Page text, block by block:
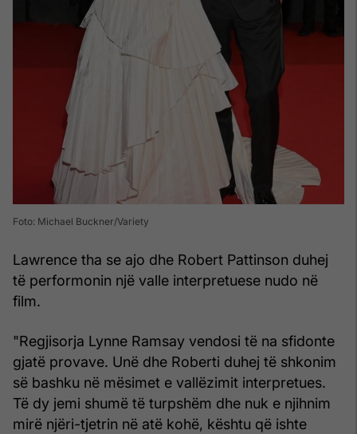
Foto: Michael Buckner/Variety
Lawrence tha se ajo dhe Robert Pattinson duhej
të performonin një valle interpretuese nudo në
film.
"Regjisorja Lynne Ramsay vendosi të na sfidonte
gjatë provave. Unë dhe Roberti duhej të shkonim
së bashku në mësimet e vallëzimit interpretues.
Të dy jemi shumë të turpshëm dhe nuk e njihnim
mirë njëri-tjetrin në atë kohë, kështu që ishte